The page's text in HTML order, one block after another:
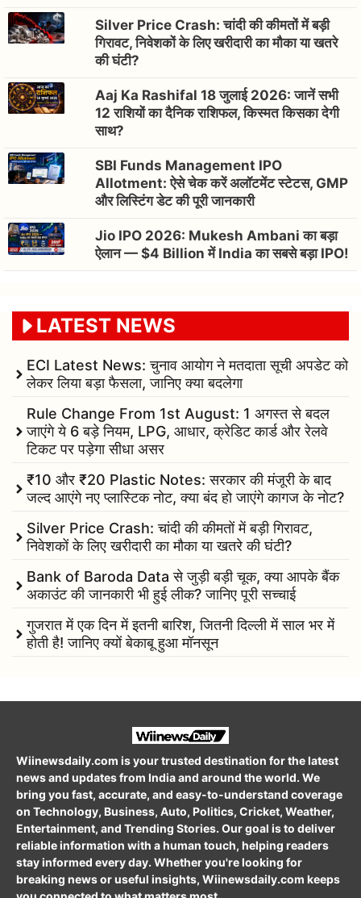
Silver Price Crash: चांदी की कीमतों में बड़ी
गिरावट, निवेशकों के लिए खरीदारी का मौका या खतरे
की घंटी?
Aaj Ka Rashifal 18 जुलाई 2026: जानें सभी
12 राशियों का दैनिक राशिफल, किस्मत किसका देगी
साथ?
SBI Funds Management IPO
Allotment: ऐसे चेक करें अलॉटमेंट स्टेटस, GMP
और लिस्टिंग डेट की पूरी जानकारी
Jio IPO 2026: Mukesh Ambani का बड़ा
ऐलान — $4 Billion में India का सबसे बड़ा IPO!
LATEST NEWS
ECI Latest News: चुनाव आयोग ने मतदाता सूची अपडेट को
लेकर लिया बड़ा फैसला, जानिए क्या बदलेगा
Rule Change From 1st August: 1 अगस्त से बदल
जाएंगे ये 6 बड़े नियम, LPG, आधार, क्रेडिट कार्ड और रेलवे
टिकट पर पड़ेगा सीधा असर
₹10 और ₹20 Plastic Notes: सरकार की मंजूरी के बाद
जल्द आएंगे नए प्लास्टिक नोट, क्या बंद हो जाएंगे कागज के नोट?
Silver Price Crash: चांदी की कीमतों में बड़ी गिरावट,
निवेशकों के लिए खरीदारी का मौका या खतरे की घंटी?
Bank of Baroda Data से जुड़ी बड़ी चूक, क्या आपके बैंक
अकाउंट की जानकारी भी हुई लीक? जानिए पूरी सच्चाई
गुजरात में एक दिन में इतनी बारिश, जितनी दिल्ली में साल भर में
होती है! जानिए क्यों बेकाबू हुआ मॉनसून
Wiinewsdaily.com is your trusted destination for the latest
news and updates from India and around the world. We
bring you fast, accurate, and easy-to-understand coverage
on Technology, Business, Auto, Politics, Cricket, Weather,
Entertainment, and Trending Stories. Our goal is to deliver
reliable information with a human touch, helping readers
stay informed every day. Whether you're looking for
breaking news or useful insights, Wiinewsdaily.com keeps